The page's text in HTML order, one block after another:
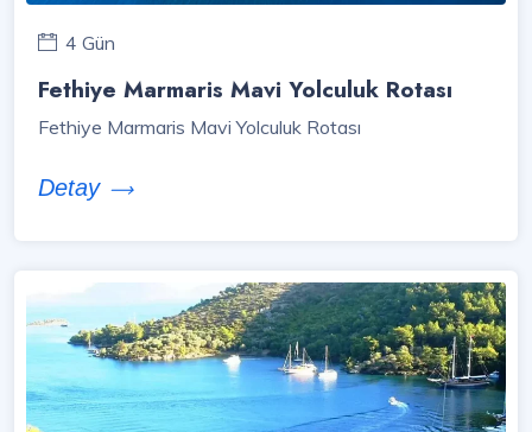
4 Gün
Fethiye Marmaris Mavi Yolculuk Rotası
Fethiye Marmaris Mavi Yolculuk Rotası
Detay